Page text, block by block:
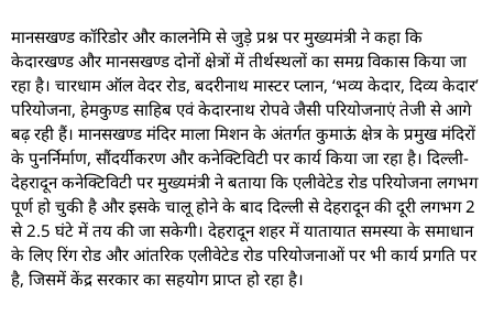
मानसखण्ड कॉरिडोर और कालनेमि से जुड़े प्रश्न पर मुख्यमंत्री ने कहा कि
केदारखण्ड और मानसखण्ड दोनों क्षेत्रों में तीर्थस्थलों का समग्र विकास किया जा
रहा है। चारधाम ऑल वेदर रोड, बदरीनाथ मास्टर प्लान, ‘भव्य केदार, दिव्य केदार’
परियोजना, हेमकुण्ड साहिब एवं केदारनाथ रोपवे जैसी परियोजनाएं तेजी से आगे
बढ़ रही हैं। मानसखण्ड मंदिर माला मिशन के अंतर्गत कुमाऊं क्षेत्र के प्रमुख मंदिरों
के पुनर्निर्माण, सौंदर्यीकरण और कनेक्टिविटी पर कार्य किया जा रहा है। दिल्ली-
देहरादून कनेक्टिविटी पर मुख्यमंत्री ने बताया कि एलीवेटेड रोड परियोजना लगभग
पूर्ण हो चुकी है और इसके चालू होने के बाद दिल्ली से देहरादून की दूरी लगभग 2
से 2.5 घंटे में तय की जा सकेगी। देहरादून शहर में यातायात समस्या के समाधान
के लिए रिंग रोड और आंतरिक एलीवेटेड रोड परियोजनाओं पर भी कार्य प्रगति पर
है, जिसमें केंद्र सरकार का सहयोग प्राप्त हो रहा है।